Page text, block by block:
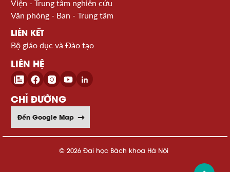
Viện - Trung tâm nghiên cứu
Văn phòng - Ban - Trung tâm
LIÊN KẾT
Bộ giáo dục và Đào tạo
LIÊN HỆ
CHỈ ĐƯỜNG
Đến Google Map
© 2026 Đại học Bách khoa Hà Nội